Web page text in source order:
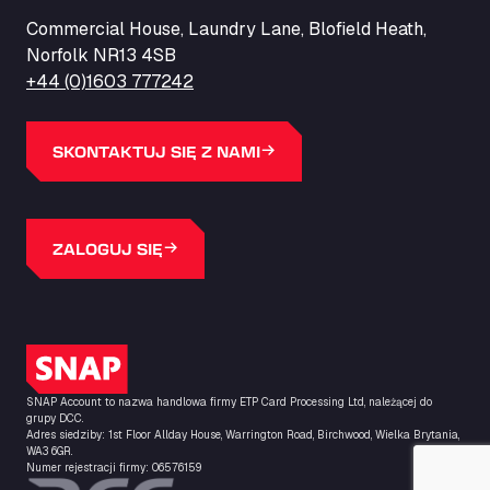
Barneys Diner
A18 Melton Ross Road, DN38 6LB
Bars Logistics Ltd
Elm Farm Depot, CO6 1HU
Bartrums Haulage & Storage
A140, Langton Green, IP23 7HS
Bolstoen 9, 1046 AS
Basiq Truck Cleaning Echt
A.G. Bellstraat 35A, 7903 AD
Bathgate Truck & Car Wash
16 Inchmuir Road, EH48 2EP
Batim Truckstop
Lar Bck Z 7 Mennen, 8930
Commercial House, Laundry Lane, Blofield Heath,
Norfolk NR13 4SB
+44 (0)1603 777242
SKONTAKTUJ SIĘ Z NAMI
ZALOGUJ SIĘ
Logo SNAP
SNAP Account to nazwa handlowa firmy ETP Card Processing Ltd, należącej do
grupy DCC.
Adres siedziby: 1st Floor Allday House, Warrington Road, Birchwood, Wielka Brytania,
WA3 6GR.
Numer rejestracji firmy: 06576159